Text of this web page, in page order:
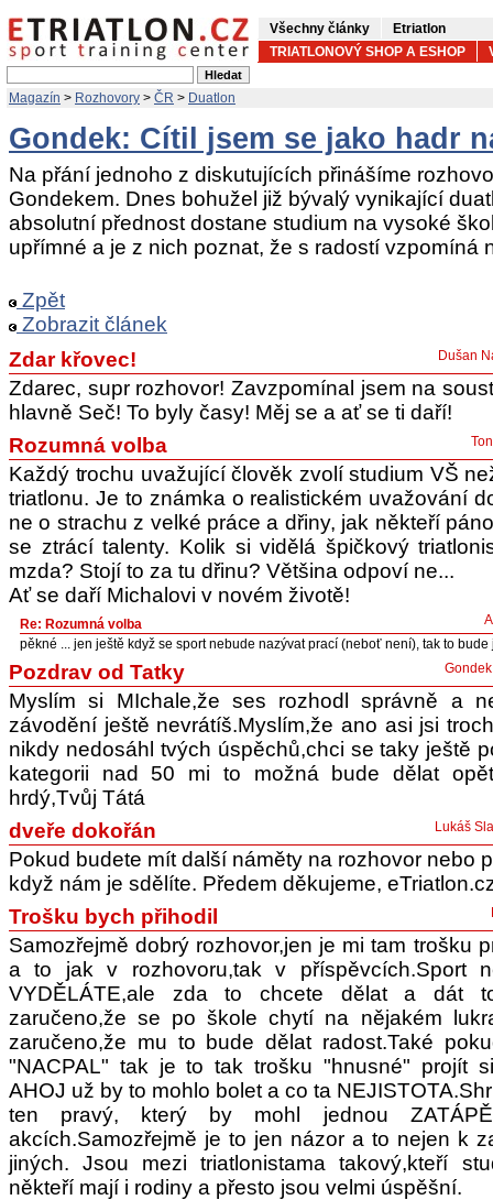
Všechny články
Etriatlon
TRIATLONOVÝ SHOP A ESHOP
Magazín > Rozhovory > ČR > Duatlon
Gondek: Cítil jsem se jako hadr
Na přání jednoho z diskutujících přinášíme
Gondekem. Dnes bohužel již bývalý vynikající
absolutní přednost dostane studium na vysoké
upřímné a je z nich poznat, že s radostí vzpomíná
Zpět
Zobrazit článek
Zdar křovec!
Dušan
Zdarec, supr rozhovor! Zavzpomínal jsem na
hlavně Seč! To byly časy! Měj se a ať se ti daří!
Rozumná volba
Každý trochu uvažující člověk zvolí studium VŠ
triatlonu. Je to známka o realistickém uvažování
ne o strachu z velké práce a dřiny, jak někteří
se ztrácí talenty. Kolik si vidělá špičkový
mzda? Stojí to za tu dřinu? Většina odpoví ne...
Ať se daří Michalovi v novém životě!
Re: Rozumná volba
pěkné ... jen ještě když se sport nebude nazývat prací (neboť není), tak to bude
Pozdrav od Tatky
Myslím si MIchale,že ses rozhodl správně a
závodění ještě nevrátíš.Myslím,že ano asi jsi
nikdy nedosáhl tvých úspěchů,chci se taky ještě
kategorii nad 50 mi to možná bude dělat
hrdý,Tvůj Tátá
dveře dokořán
Lukáš
Pokud budete mít další náměty na rozhovor nebo
když nám je sdělíte. Předem děkujeme,
Trošku bych přihodil
Samozřejmě dobrý rozhovor,jen je mi tam trošku
a to jak v rozhovoru,tak v příspěvcích.Sport
VYDĚLÁTE,ale zda to chcete dělat a dát
zaručeno,že se po škole chytí na nějakém
zaručeno,že mu to bude dělat radost.Také
"NACPAL" tak je to tak trošku "hnusné" projít
AHOJ už by to mohlo bolet a co ta
ten pravý, který by mohl jednou
akcích.Samozřejmě je to jen názor a to nejen k
jiných. Jsou mezi triatlonistama takový,kteří
někteří mají i rodiny a přesto jsou velmi úspěšní.